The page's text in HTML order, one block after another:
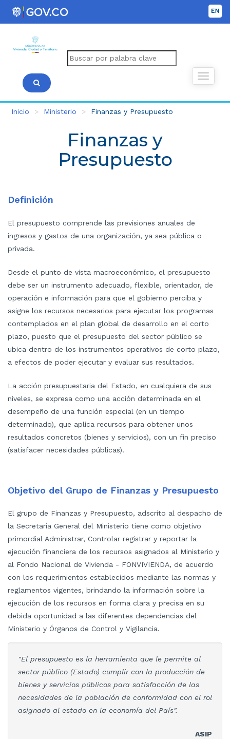
Inicio Ministerio Finanzas y Presupuesto
Finanzas y
Presupuesto
Definición
El presupuesto comprende las previsiones anuales de
ingresos y gastos de una organización, ya sea pública o
privada.
Desde el punto de vista macroeconómico, el presupuesto
debe ser un instrumento adecuado, flexible, orientador, de
operación e información para que el gobierno perciba y
asigne los recursos necesarios para ejecutar los programas
contemplados en el plan global de desarrollo en el corto
plazo, puesto que el presupuesto del sector público se
ubica dentro de los instrumentos operativos de corto plazo,
a efectos de poder ejecutar y evaluar sus resultados.
La acción presupuestaria del Estado, en cualquiera de sus
niveles, se expresa como una acción determinada en el
desempeño de una función especial (en un tiempo
determinado), que aplica recursos para obtener unos
resultados concretos (bienes y servicios), con un fin preciso
(satisfacer necesidades públicas).
Objetivo del Grupo de Finanzas y Presupuesto
El grupo de Finanzas y Presupuesto, adscrito al despacho de
la Secretaria General del Ministerio tiene como objetivo
primordial Administrar, Controlar registrar y reportar la
ejecución financiera de los recursos asignados al Ministerio y
al Fondo Nacional de Vivienda - FONVIVIENDA, de acuerdo
con los requerimientos establecidos mediante las normas y
reglamentos vigentes, brindando la información sobre la
ejecución de los recursos en forma clara y precisa en su
debida oportunidad a las diferentes dependencias del
Ministerio y Órganos de Control y Vigilancia.
"El presupuesto es la herramienta que le permite al
sector público (Estado) cumplir con la producción de
bienes y servicios públicos para satisfacción de las
necesidades de la población de conformidad con el rol
asignado al estado en la economía del País".
ASIP